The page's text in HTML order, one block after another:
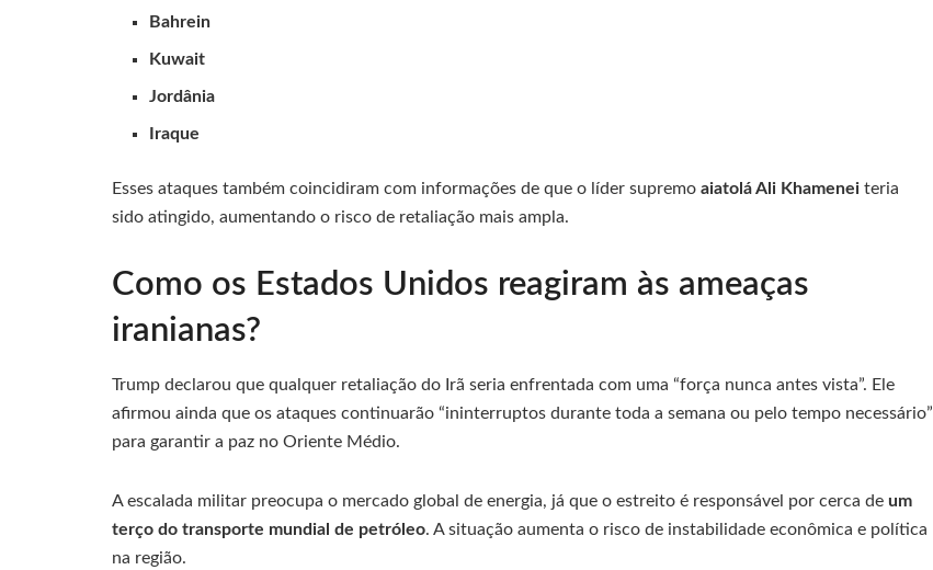
Bahrein
Kuwait
Jordânia
Iraque
Esses ataques também coincidiram com informações de que o líder supremo aiatolá Ali Khamenei teria
sido atingido, aumentando o risco de retaliação mais ampla.
Como os Estados Unidos reagiram às ameaças
iranianas?
Trump declarou que qualquer retaliação do Irã seria enfrentada com uma “força nunca antes vista”. Ele
afirmou ainda que os ataques continuarão “ininterruptos durante toda a semana ou pelo tempo necessário”
para garantir a paz no Oriente Médio.
A escalada militar preocupa o mercado global de energia, já que o estreito é responsável por cerca de um
terço do transporte mundial de petróleo. A situação aumenta o risco de instabilidade econômica e política
na região.